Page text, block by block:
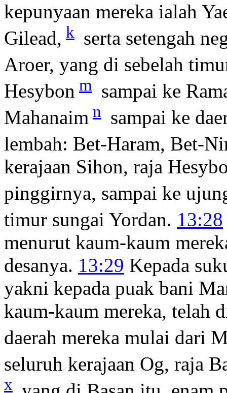
kepunyaan mereka ialah
Gilead, k serta setengah
Aroer, yang di sebelah
Hesybon m sampai ke
Mahanaim n sampai ke
lembah: Bet-Haram, Bet-
kerajaan Sihon, raja
pinggirnya, sampai ke
timur sungai Yordan. 13:28
menurut kaum-kaum
desanya. 13:29 Kepada
yakni kepada puak bani
kaum-kaum mereka, telah
daerah mereka mulai dari
seluruh kerajaan Og, raja
x